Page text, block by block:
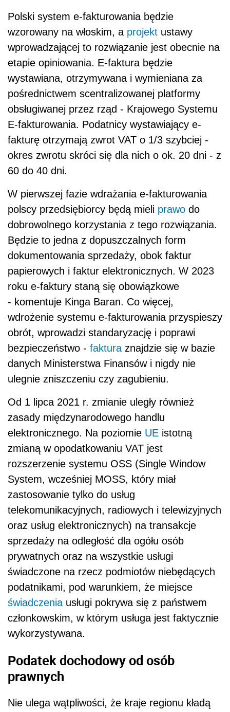
Polski system e-fakturowania będzie
wzorowany na włoskim, a projekt ustawy
wprowadzającej to rozwiązanie jest obecnie na
etapie opiniowania. E-faktura będzie
wystawiana, otrzymywana i wymieniana za
pośrednictwem scentralizowanej platformy
obsługiwanej przez rząd - Krajowego Systemu
E-fakturowania. Podatnicy wystawiający e-
fakturę otrzymają zwrot VAT o 1/3 szybciej -
okres zwrotu skróci się dla nich o ok. 20 dni - z
60 do 40 dni.
W pierwszej fazie wdrażania e-fakturowania
polscy przedsiębiorcy będą mieli prawo do
dobrowolnego korzystania z tego rozwiązania.
Będzie to jedna z dopuszczalnych form
dokumentowania sprzedaży, obok faktur
papierowych i faktur elektronicznych. W 2023
roku e-faktury staną się obowiązkowe
- komentuje Kinga Baran. Co więcej,
wdrożenie systemu e-fakturowania przyspieszy
obrót, wprowadzi standaryzację i poprawi
bezpieczeństwo - faktura znajdzie się w bazie
danych Ministerstwa Finansów i nigdy nie
ulegnie zniszczeniu czy zagubieniu.
Od 1 lipca 2021 r. zmianie uległy również
zasady międzynarodowego handlu
elektronicznego. Na poziomie UE istotną
zmianą w opodatkowaniu VAT jest
rozszerzenie systemu OSS (Single Window
System, wcześniej MOSS, który miał
zastosowanie tylko do usług
telekomunikacyjnych, radiowych i telewizyjnych
oraz usług elektronicznych) na transakcje
sprzedaży na odległość dla ogółu osób
prywatnych oraz na wszystkie usługi
świadczone na rzecz podmiotów niebędących
podatnikami, pod warunkiem, że miejsce
świadczenia usługi pokrywa się z państwem
członkowskim, w którym usługa jest faktycznie
wykorzystywana.
Podatek dochodowy od osób
prawnych
Nie ulega wątpliwości, że kraje regionu kładą